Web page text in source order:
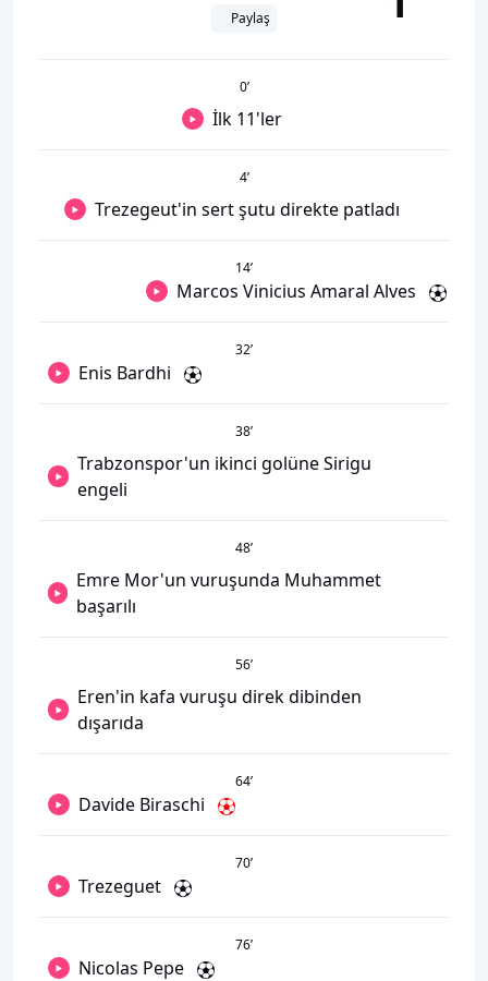
Paylaş
0’
İlk 11'ler
4’
Trezegeut'in sert şutu direkte patladı
14’
Marcos Vinicius Amaral Alves
32’
Enis Bardhi
38’
Trabzonspor'un ikinci golüne Sirigu
engeli
48’
Emre Mor'un vuruşunda Muhammet
başarılı
56’
Eren'in kafa vuruşu direk dibinden
dışarıda
64’
Davide Biraschi
70’
Trezeguet
76’
Nicolas Pepe